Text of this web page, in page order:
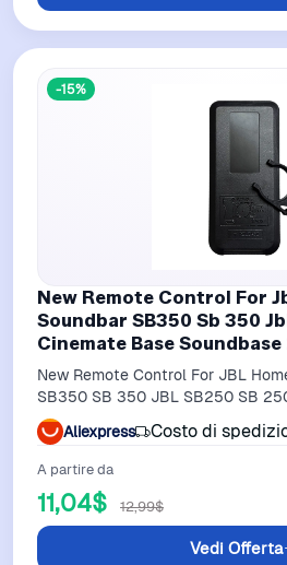
-15%
New Remote Control For
Soundbar SB350 Sb 350
Cinemate Base
New Remote Control For JBL
SB350 SB 350 JBL SB250 SB
Soundbase 2.2 Sound Bar
Aliexpress Costo di
A partire da
11,04$ 12,99$
Vedi Offerta